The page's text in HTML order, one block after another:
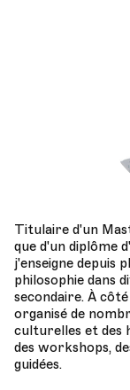
Titulaire d'un
que d'un diplôme
j'enseigne depuis
philosophie dans
secondaire. À
organisé de
culturelles et des
des workshops,
guidées.